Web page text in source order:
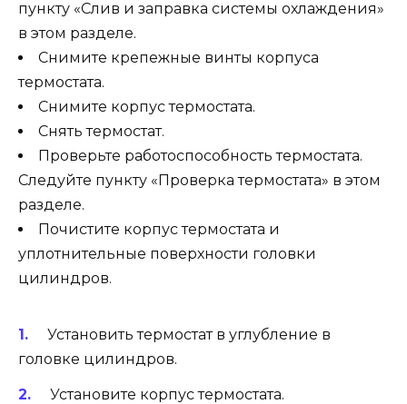
пункту «Слив и заправка системы охлаждения»
в этом разделе.
Снимите крепежные винты корпуса
термостата.
Снимите корпус термостата.
Снять термостат.
Проверьте работоспособность термостата.
Следуйте пункту «Проверка термостата» в этом
разделе.
Почистите корпус термостата и
уплотнительные поверхности головки
цилиндров.
Установить термостат в углубление в
головке цилиндров.
Установите корпус термостата.